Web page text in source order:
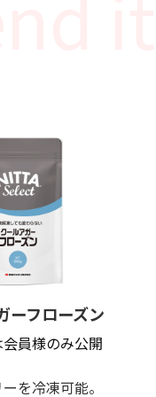
ーフローズン
員様のみ公開
を冷凍可能。